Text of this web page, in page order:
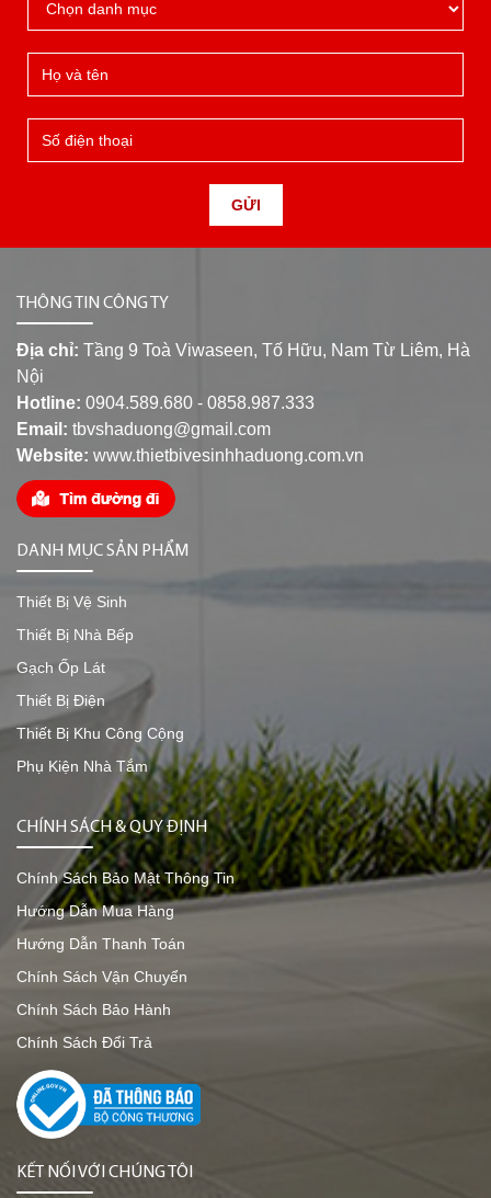
GỬI
THÔNG TIN CÔNG TY
Địa chỉ: Tầng 9 Toà Viwaseen, Tố Hữu, Nam Từ Liêm, Hà
Nội
Hotline: 0904.589.680 - 0858.987.333
Email: tbvshaduong@gmail.com
Website: www.thietbivesinhhaduong.com.vn
DANH MỤC SẢN PHẨM
Thiết Bị Vệ Sinh
Thiết Bị Nhà Bếp
Gạch Ốp Lát
Thiết Bị Điện
Thiết Bị Khu Công Cộng
Phụ Kiện Nhà Tắm
CHÍNH SÁCH & QUY ĐỊNH
Chính Sách Bảo Mật Thông Tin
Hướng Dẫn Mua Hàng
Hướng Dẫn Thanh Toán
Chính Sách Vận Chuyển
Chính Sách Bảo Hành
Chính Sách Đổi Trả
KẾT NỐI VỚI CHÚNG TÔI